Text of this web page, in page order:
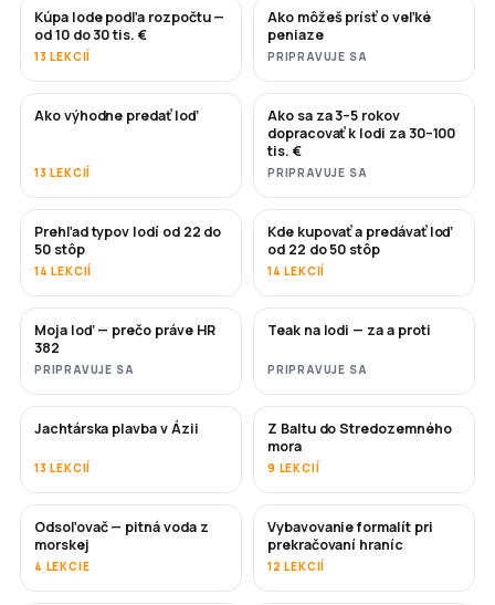
ČOSKORO
Kúpa lode podľa rozpočtu —
od 10 do 30 tis. €
13 LEKCIÍ
ČOSKORO
Ako môžeš prísť o veľké
peniaze
PRIPRAVUJE SA
NOVÉ
Ako výhodne predať loď
13 LEKCIÍ
NOVÉ
Ako sa za 3–5 rokov
dopracovať k lodi za 30–100
tis. €
PRIPRAVUJE SA
ČOSKORO
Prehľad typov lodí od 22 do
50 stôp
14 LEKCIÍ
ČOSKORO
Kde kupovať a predávať loď
od 22 do 50 stôp
14 LEKCIÍ
ČOSKORO
Moja loď — prečo práve HR
382
PRIPRAVUJE SA
ČOSKORO
Teak na lodi — za a proti
PRIPRAVUJE SA
ČOSKORO
Jachtárska plavba v Ázii
13 LEKCIÍ
ČOSKORO
Z Baltu do Stredozemného
mora
9 LEKCIÍ
ČOSKORO
Odsoľovač — pitná voda z
morskej
4 LEKCIE
Vybavovanie formalít pri
prekračovaní hraníc
12 LEKCIÍ